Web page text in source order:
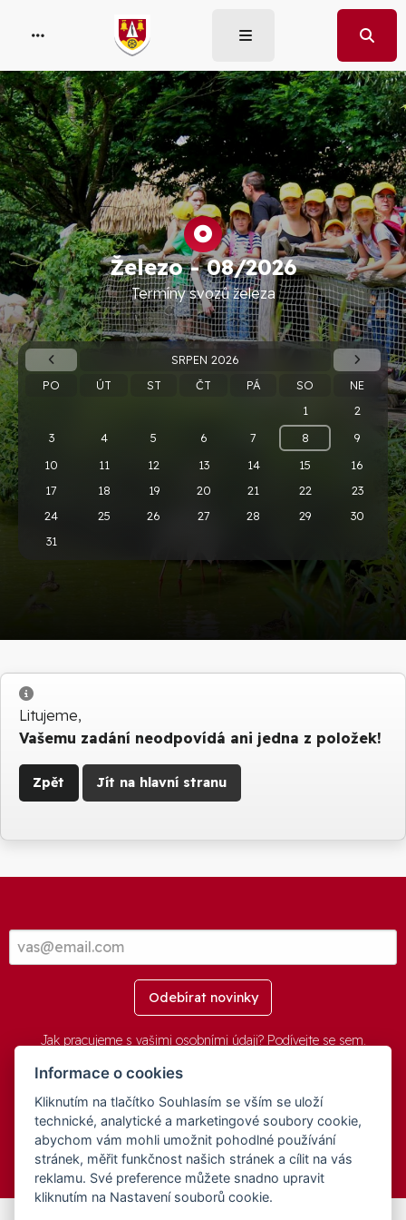
Železo -08/2026
Termíny svozů železa
SRPEN 2026
PO
ÚT ST ČT PÁ SO
NE
1
2
3
4 5 6 7 8
9
10
11 12 13 14 15
16
17
18 19 20 21 22
23
24
25 26 27 28 29
30
31
Info
Litujeme,
Vašemu zadání neodpovídá ani jedna z položek!
Zpět Jít na hlavní stranu
Odebírat novinky
Jak pracujeme s vašimi osobními údaji? Podívejte se sem.
© 2016-2026 -aGovernment.cz&Obec Oznice. Software:
aGovernment, Verze:4.0.1.1 - Beta. Číslo Licence: 74274001
Všechna práva vyhrazenaOchrana osobních údajů,Přístupnost
Informace o cookies
Kliknutím na tlačítko Souhlasím se vším se uloží
technické, analytické a marketingové soubory cookie,
abychom vám mohli umožnit pohodlné používání
stránek, měřit funkčnost našich stránek a cílit na vás
reklamu. Své preference můžete snadno upravit
kliknutím na Nastavení souborů cookie.